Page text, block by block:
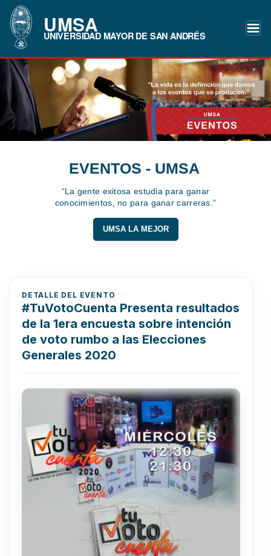
UMSA
UNIVERSIDAD MAYOR DE SAN ANDRÉS
EVENTOS - UMSA
“La gente exitosa estudia para ganar
conocimientos, no para ganar carreras.”
UMSA LA MEJOR
DETALLE DEL EVENTO
#TuVotoCuenta Presenta resultados
de la 1era encuesta sobre intención
de voto rumbo a las Elecciones
Generales 2020